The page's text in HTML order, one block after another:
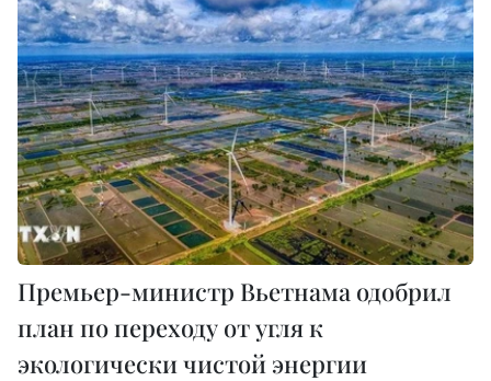
Премьер-министр Вьетнама одобрил
план по переходу от угля к
экологически чистой энергии